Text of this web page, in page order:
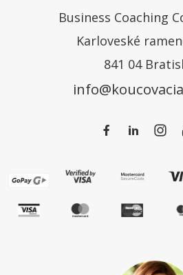
Business Coaching
Karloveské
841 04